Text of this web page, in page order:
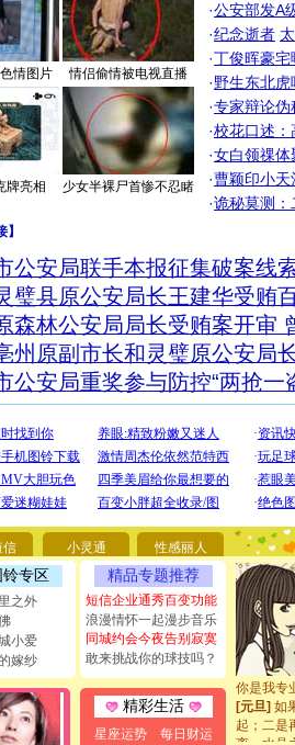
情图片 情侣偷情被电视直播
牌亮相 少女半裸尸首惨不忍睹
·公安部发A
·纪念逝者
·丁俊晖豪
·野生东北
·专家辩论伪
·校花口述：
·女白领祼体
·曹颖印小天
·诡秘莫测：
】
公安局联手本报征集破案线
璧县原公安局长王建华受贿
森林公安局局长受贿案开审
州原副市长和灵璧原公安局
公安局重奖参与防控“两抢一
信 小灵通 性感丽人
铃专区
之外
小爱
嫁纱
精品专题推荐
短信企业通秀百变功能
浪漫情怀一起漫步音乐
同城约会今夜告别寂寞
敢来挑战你的球技吗？
精彩生活
星座运势
每日财运
[圣诞节]
你太多
要平安！
[圣诞节]
能正大光
都要快乐
[圣诞节]
如意,快
[元旦]看
断电。爱
你是我专
[元旦]如
起；二是
离。水晶